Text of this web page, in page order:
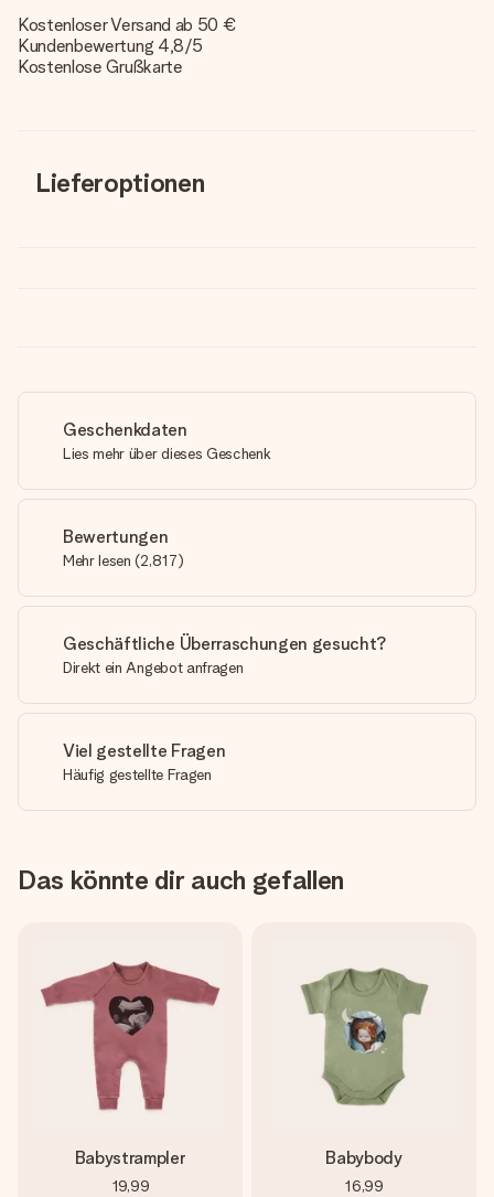
Kostenloser Versand ab 50 €
Kundenbewertung 4,8/5
Kostenlose Grußkarte
Lieferoptionen
Geschenkdaten
Lies mehr über dieses Geschenk
Bewertungen
Mehr lesen (2,817)
Geschäftliche Überraschungen gesucht?
Direkt ein Angebot anfragen
Viel gestellte Fragen
Häufig gestellte Fragen
Das könnte dir auch gefallen
Babystrampler
19,99
Babybody
16,99